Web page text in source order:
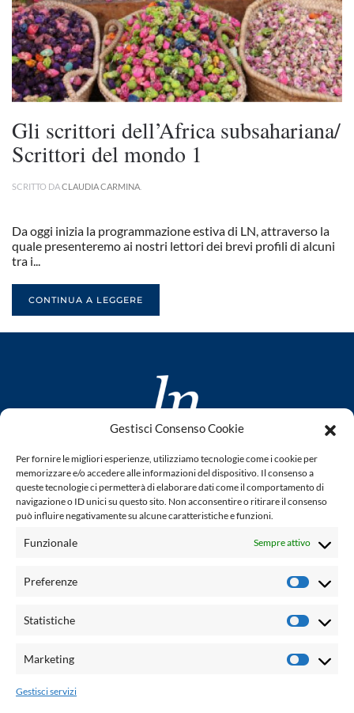
Gestisci Consenso Cookie
Per fornire le migliori esperienze, utilizziamo tecnologie come i cookie per
memorizzare e/o accedere alle informazioni del dispositivo. Il consenso a
queste tecnologie ci permetterà di elaborare dati come il comportamento di
navigazione o ID unici su questo sito. Non acconsentire o ritirare il consenso
può influire negativamente su alcune caratteristiche e funzioni.
Funzionale Sempre attivo
Preferenze
Statistiche
Marketing
Gestisci servizi
Gli scrittori dell’Africa subsahariana/
Scrittori del mondo 1
SCRITTO DACLAUDIA CARMINA
Da oggi inizia la programmazione estiva di LN, attraverso la
quale presenteremo ai nostri lettori dei brevi profili di alcuni
tra i...
CONTINUA A LEGGERE
www.laletteraturaenoi.it
fondato da Romano Luperini
Questo blog non rappresenta una testata giornalistica in
quanto viene aggiornato senza alcuna periodicità. Non può
legge n° 62 del 7.03.2001. L'autore non è responsabile per
email: